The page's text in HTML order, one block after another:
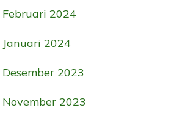
Februari 2024
Januari 2024
Desember 2023
November 2023